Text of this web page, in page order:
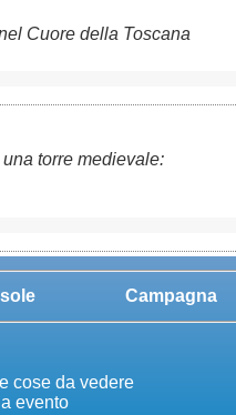
Cuore della Toscana
torre medievale:
Isole Campagna
cose da vedere
evento